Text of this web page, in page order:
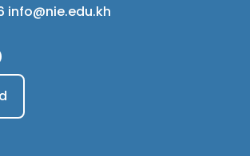
info@nie.edu.kh